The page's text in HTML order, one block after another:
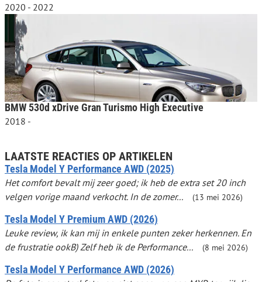
2020 - 2022
BMW 530d xDrive Gran Turismo High Executive
2018 -
LAATSTE REACTIES OP ARTIKELEN
Tesla Model Y Performance AWD (2025)
Het comfort bevalt mij zeer goed; ik heb de extra set 20 inch
velgen vorige maand verkocht. In de zomer...
(13 mei 2026)
Tesla Model Y Premium AWD (2026)
Leuke review, ik kan mij in enkele punten zeker herkennen. En
de frustratie ookB) Zelf heb ik de Performance...
(8 mei 2026)
Tesla Model Y Performance AWD (2026)